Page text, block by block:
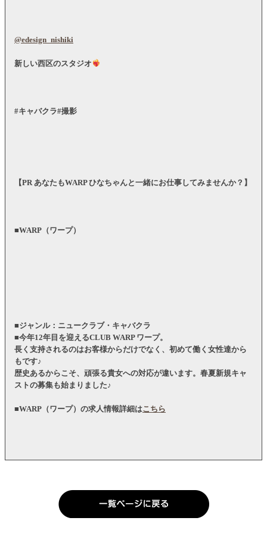
@edesign_nishiki
新しい西区のスタジオ
#キャバクラ#撮影
【PR あなたもWARP ひなちゃんと一緒にお仕事してみませんか？】
■WARP（ワープ）
■ジャンル：ニュークラブ・キャバクラ
■今年12年目を迎えるCLUB WARP ワープ。
長く支持されるのはお客様からだけでなく、初めて働く女性達から
もです♪
歴史あるからこそ、頑張る貴女への対応が違います。春夏新規キャ
ストの募集も始まりました♪
■WARP（ワープ）の求人情報詳細はこちら